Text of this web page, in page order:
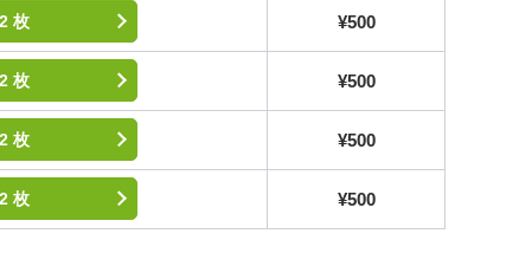
枚 ¥500
枚 ¥500
枚 ¥500
枚 ¥500